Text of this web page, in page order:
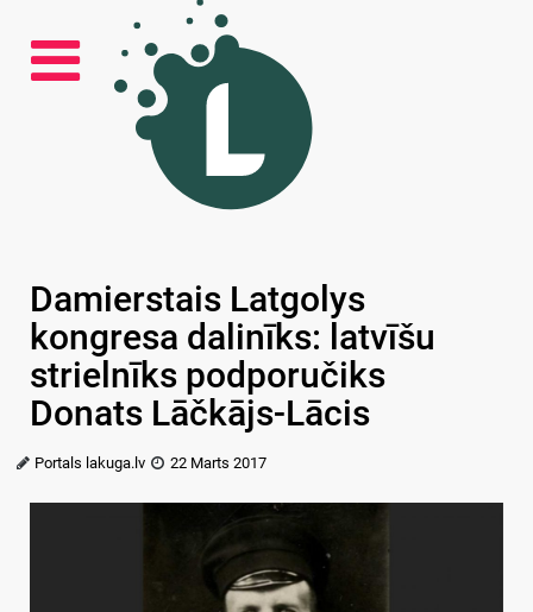
Damierstais Latgolys
kongresa dalinīks: latvīšu
strielnīks podporučiks
Donats Lāčkājs-Lācis
Portals lakuga.lv 22 Marts 2017